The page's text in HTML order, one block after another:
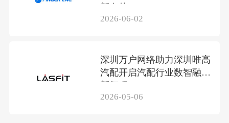
新名片
2026-06-02
深圳万户网络助力深圳唯高
汽配开启汽配行业数智融合
新征程
2026-05-06